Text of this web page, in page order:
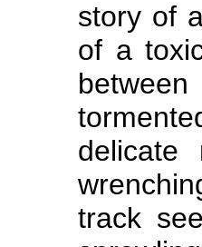
story of
of a
track